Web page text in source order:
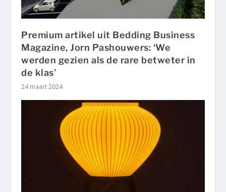
Premium artikel uit Bedding Business
Magazine, Jorn Pashouwers: ‘We
werden gezien als de rare betweter in
de klas’
24 maart 2024